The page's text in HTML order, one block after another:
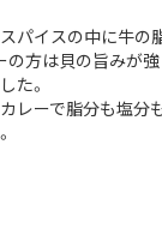
パイスの中に牛の
の方は貝の旨みが
た。
レーで脂分も塩分